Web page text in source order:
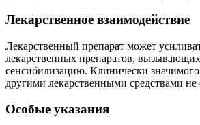
Лекарственное взаимодействие
Лекарственный препарат может
лекарственных препаратов,
сенсибилизацию. Клинически
другими лекарственными средствами не
Особые указания